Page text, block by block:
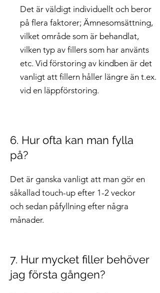
Det är väldigt individuellt och beror
på flera faktorer; Ämnesomsättning,
vilket område som är behandlat,
vilken typ av fillers som har använts
etc. Vid förstoring av kindben är det
vanligt att fillern håller längre än t.ex.
vid en läppförstoring.
6. Hur ofta kan man fylla
på?
Det är ganska vanligt att man gör en
såkallad touch-up efter 1-2 veckor
och sedan påfyllning efter några
månader.
7. Hur mycket filler behöver
jag första gången?